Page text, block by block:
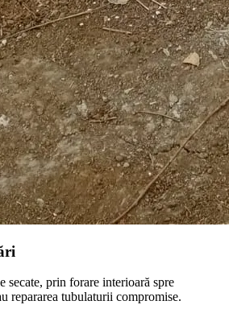
secate, prin forare interioară spre
repararea tubulaturii compromise.